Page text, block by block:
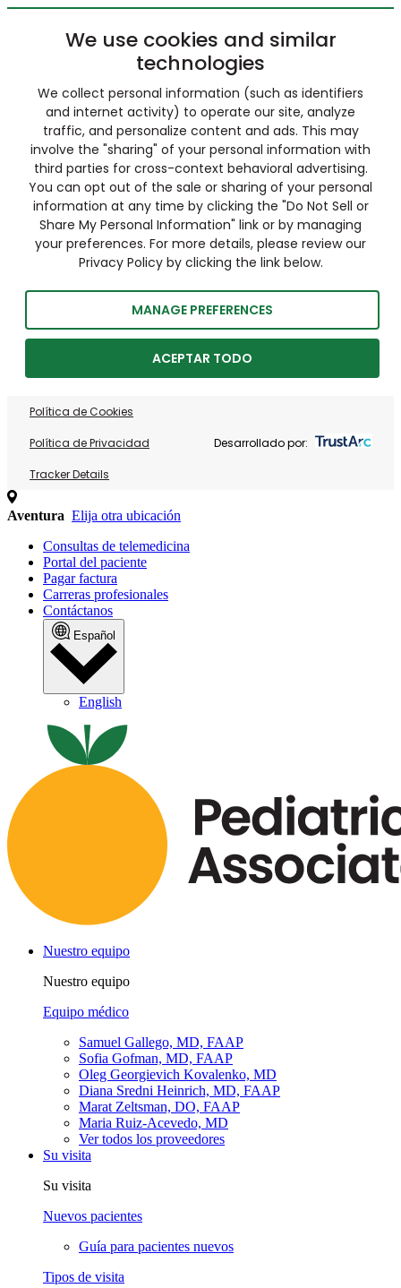
We use cookies and similar
technologies
We collect personal information (such as identifiers
and internet activity) to operate our site, analyze
traffic, and personalize content and ads. This may
involve the "sharing" of your personal information with
third parties for cross-context behavioral advertising.
You can opt out of the sale or sharing of your personal
information at any time by clicking the "Do Not Sell or
Share My Personal Information" link or by managing
your preferences. For more details, please review our
Privacy Policy by clicking the link below.
MANAGE PREFERENCES
ACEPTAR TODO
Política de Cookies
Política de Privacidad
Tracker Details
Desarrollado por:
Aventura Elija otra ubicación
Consultas de telemedicina
Portal del paciente
Pagar factura
Carreras profesionales
Contáctanos
Español
English
Nuestro equipo
Nuestro equipo
Equipo médico
Samuel Gallego, MD, FAAP
Sofia Gofman, MD, FAAP
Oleg Georgievich Kovalenko, MD
Diana Sredni Heinrich, MD, FAAP
Marat Zeltsman, DO, FAAP
Maria Ruiz-Acevedo, MD
Ver todos los proveedores
Su visita
Su visita
Nuevos pacientes
Guía para pacientes nuevos
Tipos de visita